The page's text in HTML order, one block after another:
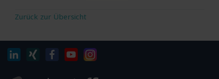
Zurück zur Übersicht